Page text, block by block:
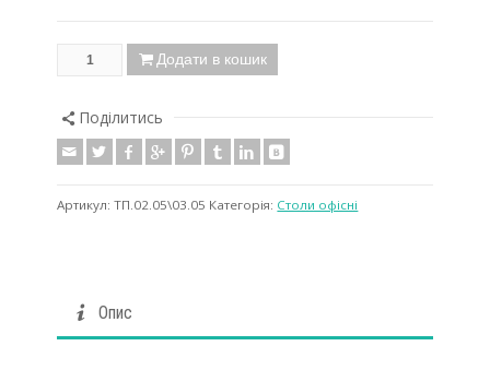
Додати в кошик
Поділитись
Артикул:ТП.02.05\03.05 Категорія: Столи oфісні
Опис